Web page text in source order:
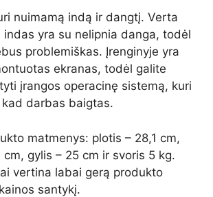
nuimamą indą ir dangtį. Verta
indas yra su nelipnia danga, todėl
problemiškas. Įrenginyje yra
ekranas, todėl galite
įrangos operacinę sistemą, kuri
darbas baigtas.
matmenys: plotis – 28,1 cm,
cm, gylis – 25 cm ir svoris 5 kg.
vertina labai gerą produkto
santykį.